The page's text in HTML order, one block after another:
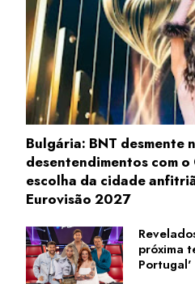
Bulgária: BNT desmente
desentendimentos com
escolha da cidade
Eurovisão 2027
próxima
Portugal'